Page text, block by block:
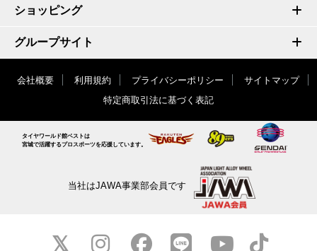
ショッピング
グループサイト
会社概要 利用規約 プライバシーポリシー
サイトマップ
特定商取引法に基づく表記
タイヤワールド館ベストは
宮城で活躍するプロスポーツを応援しています。
当社はJAWA事業部会員です